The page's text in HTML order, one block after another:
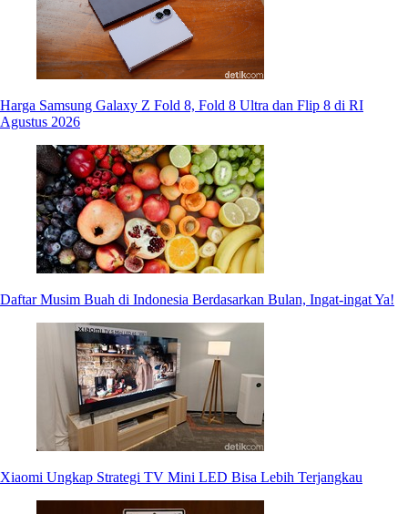
Harga Samsung Galaxy Z Fold 8, Fold 8 Ultra dan Flip 8 di RI
Agustus 2026
Daftar Musim Buah di Indonesia Berdasarkan Bulan, Ingat-ingat Ya!
Xiaomi Ungkap Strategi TV Mini LED Bisa Lebih Terjangkau